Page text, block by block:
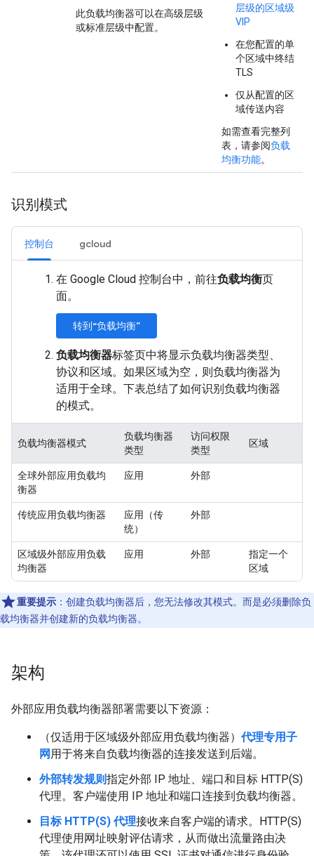
此负载均衡器可以在高级层级
或标准层级中配置。
层级的区域级
VIP
在您配置的单
个区域中终结
TLS
仅从配置的区
域传送内容
如需查看完整列
表，请参阅负载
均衡功能。
识别模式
控制台 gcloud
在 Google Cloud 控制台中，前往负载均衡页
面。
转到“负载均衡”
负载均衡器标签页中将显示负载均衡器类型、
协议和区域。如果区域为空，则负载均衡器为
适用于全球。下表总结了如何识别负载均衡器
的模式。
负载均衡器模式
负载均衡器
类型
访问权限
类型
区域
全球外部应用负载均
衡器
应用 外部
传统应用负载均衡器
应用（传
统）
外部
区域级外部应用负载
均衡器
应用 外部
指定一个
区域
重要提示 ：创建负载均衡器后，您无法修改其模式。而是必须删除负
载均衡器并创建新的负载均衡器。
架构
外部应用负载均衡器部署需要以下资源：
（仅适用于区域级外部应用负载均衡器） 代理专用子
网用于将来自负载均衡器的连接发送到后端。
外部转发规则指定外部 IP 地址、端口和目标 HTTP(S)
代理。客户端使用 IP 地址和端口连接到负载均衡器。
目标 HTTP(S) 代理接收来自客户端的请求。HTTP(S)
代理使用网址映射评估请求，从而做出流量路由决